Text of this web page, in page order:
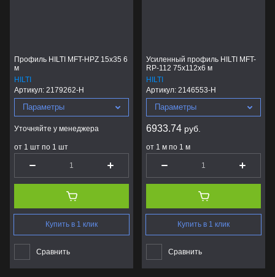
Профиль HILTI MFT-HPZ 15x35 6
м
HILTI
Артикул: 2179262-H
Параметры
Уточняйте у менеджера
от 1 шт по 1 шт
Купить в 1 клик
Сравнить
Усиленный профиль HILTI MFT-
RP-112 75x112x6 м
HILTI
Артикул: 2146553-H
Параметры
6933.74 руб.
от 1 м по 1 м
Купить в 1 клик
Сравнить